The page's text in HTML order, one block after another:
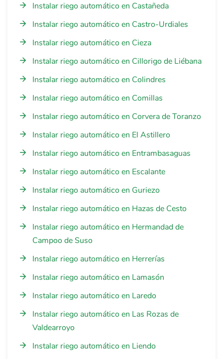
Instalar riego automático en Castañeda
Instalar riego automático en Castro-Urdiales
Instalar riego automático en Cieza
Instalar riego automático en Cillorigo de Liébana
Instalar riego automático en Colindres
Instalar riego automático en Comillas
Instalar riego automático en Corvera de Toranzo
Instalar riego automático en El Astillero
Instalar riego automático en Entrambasaguas
Instalar riego automático en Escalante
Instalar riego automático en Guriezo
Instalar riego automático en Hazas de Cesto
Instalar riego automático en Hermandad de
Campoo de Suso
Instalar riego automático en Herrerías
Instalar riego automático en Lamasón
Instalar riego automático en Laredo
Instalar riego automático en Las Rozas de
Valdearroyo
Instalar riego automático en Liendo